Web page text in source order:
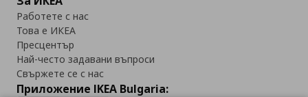
Работете с нас
Това е ИКЕА
Пресцентър
Най-често задавани въпроси
Свържете се с нас
Приложение IKEA Bulgaria: